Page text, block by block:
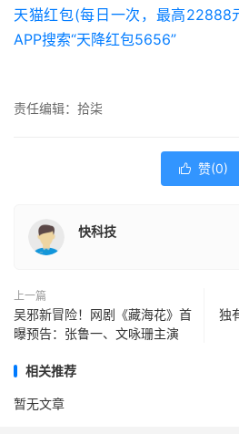
天猫红包(每日一次，最高
APP搜索“天降红包5656”
责任编辑：拾柒
 赞(0)
快科技
上一篇
吴邪新冒险！网剧《藏海花》首
曝预告：张鲁一、文咏珊主演
独
相关推荐
暂无文章